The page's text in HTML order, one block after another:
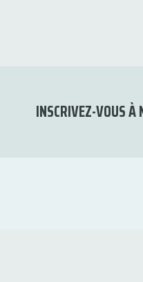
INSCRIVEZ-VOUS